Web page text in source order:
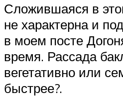
Сложившаяся в
не характерна и
в моем посте
время. Рассада
вегетативно или
быстрее?.